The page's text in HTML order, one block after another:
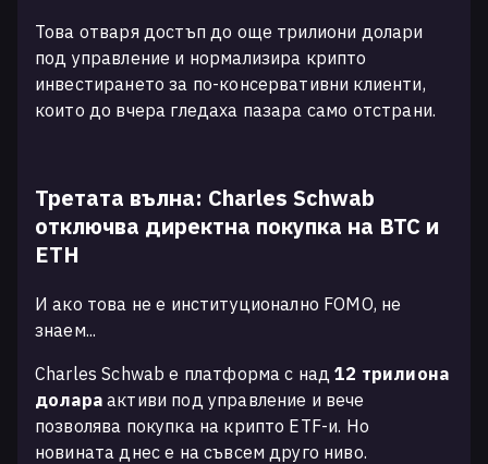
Това отваря достъп до още трилиони долари
под управление и нормализира крипто
инвестирането за по-консервативни клиенти,
които до вчера гледаха пазара само отстрани.
Третата вълна: Charles Schwab
отключва директна покупка на BTC и
ETH
И ако това не е институционално FOMO, не
знаем...
Charles Schwab е платформа с над12 трилиона
долараактиви под управление и вече
позволява покупка на крипто ETF-и. Но
новината днес е на съвсем друго ниво.